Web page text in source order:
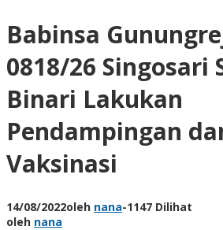
Babinsa
0818/26 Singosari
Binari Lakukan
Pendampingan
Vaksinasi
14/08/2022oleh nana-1147 Dilihat
oleh nana